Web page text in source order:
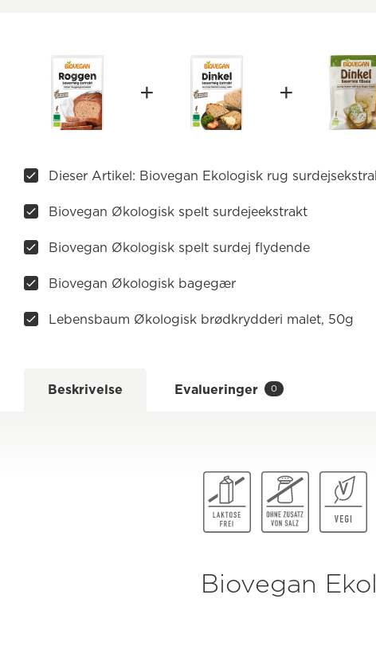
Dieser Artikel: Biovegan Ekologisk rug
Biovegan Økologisk spelt surdejeekstrakt
Biovegan Økologisk spelt surdej flydende
Biovegan Økologisk bagegær
Lebensbaum Økologisk brødkrydderi malet, 50g
Beskrivelse Evalueringer 0
Biovegan